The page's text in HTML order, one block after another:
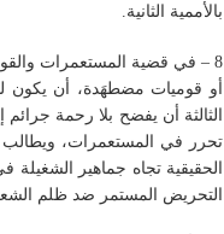
بالأممية الثانية.
8 – في قضية المستعمرات
أو قوميات مضطهَدة، أن
الثالثة أن يفضح بلا رحمة
تحرر في المستعمرات، ويطالب
الحقيقية تجاه جماهير
التحريض المستمر ضد ظلم